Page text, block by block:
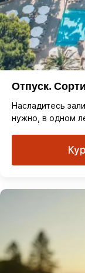
Отпуск.
Насладитесь
нужно, в одном